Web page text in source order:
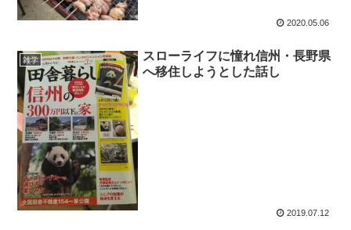
2020.05.06
雑学
スローライフに憧れ信州・長野県
へ移住しようとした話し
2019.07.12